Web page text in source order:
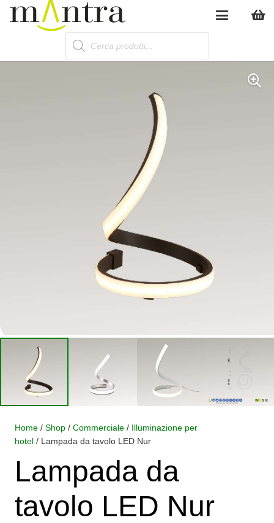
Products
search
Home / Shop / Commerciale / Illuminazione per
hotel / Lampada da tavolo LED Nur
Lampada da
tavolo LED Nur